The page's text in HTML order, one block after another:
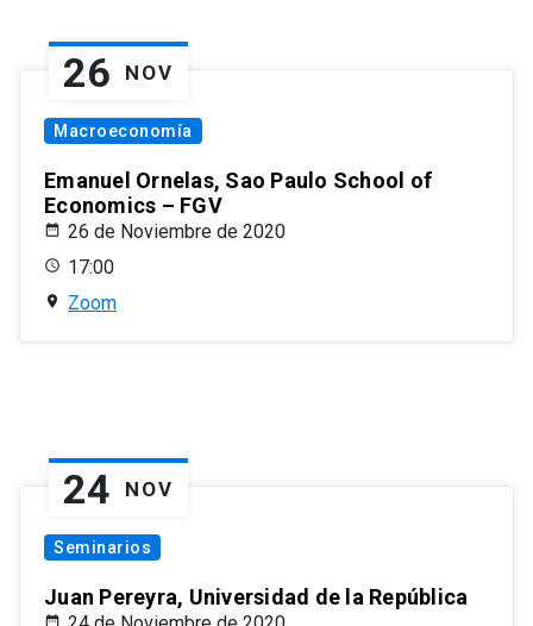
26 NOV
Macroeconomía
Emanuel Ornelas, Sao Paulo School of
Economics – FGV
26 de Noviembre de 2020
17:00
Zoom
24 NOV
Seminarios
Juan Pereyra, Universidad de la República